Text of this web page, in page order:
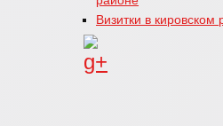
Визитки в кировском